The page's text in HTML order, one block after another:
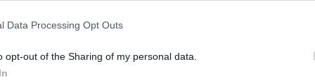
Data Processing Opt Outs
opt-out of the Sharing of my personal data.